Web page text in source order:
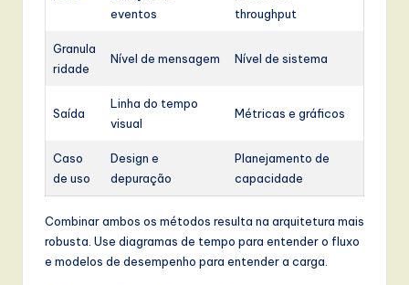
eventos
throughput
Granula
ridade
Nível de mensagem Nível de sistema
Saída
Linha do tempo
visual
Métricas e gráficos
Caso
de uso
Design e
depuração
Planejamento de
capacidade
Combinar ambos os métodos resulta na arquitetura mais
robusta. Use diagramas de tempo para entender o fluxo
e modelos de desempenho para entender a carga.